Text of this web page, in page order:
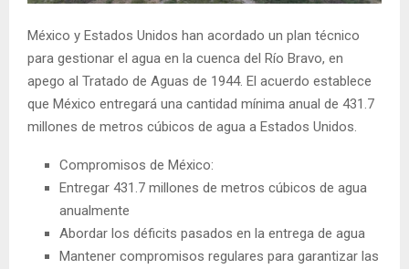
México y Estados Unidos han acordado un plan técnico
para gestionar el agua en la cuenca del Río Bravo, en
apego al Tratado de Aguas de 1944. El acuerdo establece
que México entregará una cantidad mínima anual de 431.7
millones de metros cúbicos de agua a Estados Unidos.
Compromisos de México:
Entregar 431.7 millones de metros cúbicos de agua
anualmente
Abordar los déficits pasados en la entrega de agua
Mantener compromisos regulares para garantizar las